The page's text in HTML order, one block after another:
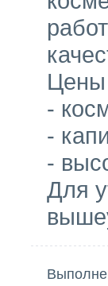
Цены
-
-
-
Для